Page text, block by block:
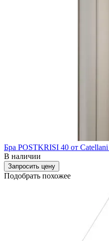
Бра POSTKRISI 40 от
В наличии
Запросить цену
Подобрать похожее